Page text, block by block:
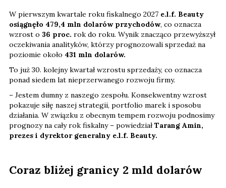
W pierwszym kwartale roku fiskalnego 2027 e.l.f. Beauty
osiągnęło 479,4 mln dolarów przychodów, co oznacza
wzrost o 36 proc. rok do roku. Wynik znacząco przewyższył
oczekiwania analityków, którzy prognozowali sprzedaż na
poziomie około 431 mln dolarów.
To już 30. kolejny kwartał wzrostu sprzedaży, co oznacza
ponad siedem lat nieprzerwanego rozwoju firmy.
– Jestem dumny z naszego zespołu. Konsekwentny wzrost
pokazuje siłę naszej strategii, portfolio marek i sposobu
działania. W związku z obecnym tempem rozwoju podnosimy
prognozy na cały rok fiskalny – powiedziałTarang Amin,
prezes i dyrektor generalny e.l.f. Beauty.
Coraz bliżej granicy 2 mld dolarów